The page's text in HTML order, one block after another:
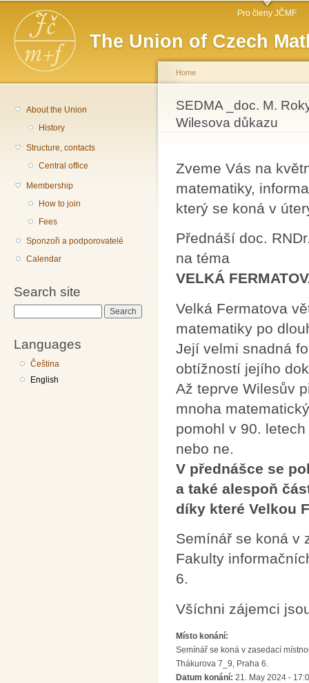
The Union of Czech
Main menu Pro členy JČMF
About the Union
History
Structure, contacts
Central office
Membership
How to join
Fees
Sponzoři a podporovatelé
Calendar
Search site
Languages
Čeština
English
You are here
Home
SEDMA _doc. M.
Wilesova důkazu
Zveme Vás na
matematiky,
který se koná v
Přednáší doc.
na téma
VELKÁ
Velká Fermatova
matematiky po
Její velmi snadná
obtížností jejího
Až teprve Wilesův
mnoha
pomohl v 90.
nebo ne.
V přednášce se
a také alespoň
díky které Velkou
Semínář se koná v
Fakulty
6.
Všíchni zájemci
Místo konání:
Semínář se koná v zasedací
Thákurova 7_9, Praha 6.
Datum konání: 21. May 2024 -